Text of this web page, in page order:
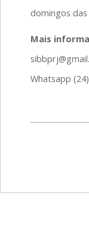
domingos das
Mais
Whatsapp